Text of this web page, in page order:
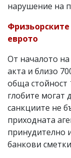
нарушение на
еврото
От началото
акта и близо
обща стойност
глобите могат
санкциите не
приходната
принудително
банкови